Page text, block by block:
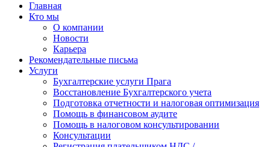
Главная
Кто мы
О компании
Новости
Карьера
Рекомендательные письма
Услуги
Бухгалтерские услуги Прага
Восстановление Бухгалтерского учета
Подготовка отчетности и налоговая оптимизация
Помощь в финансовом аудите
Помощь в налоговом консультировании
Консультации